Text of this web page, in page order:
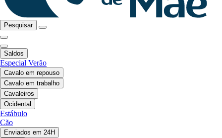
Pesquisar
Saldos
Especial Verão
Cavalo em repouso
Cavalo em trabalho
Cavaleiros
Ocidental
Estábulo
Cão
Enviados em 24H